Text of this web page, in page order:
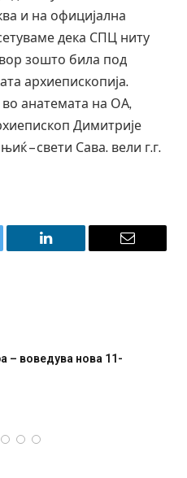
и на официјална
дека СПЦ ниту
зошто била под
архиепископија.
анатемата на ОА,
Димитрије
– свети Сава. вели г.г.
LinkedIn Email
двајца починаа од повредите